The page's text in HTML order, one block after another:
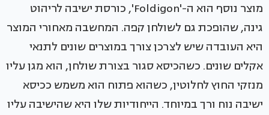
מוצר נוסף הוא ה-'Foldigon', כורסת ישיבה לריהוט
גינה, שהופכת גם לשולחן קפה. המחשבה מאחורי המוצר
היא העובדה שיש לצרכן צורך במוצרים שונים לתנאי
אקלים שונים. כשהכיסא סגור בצורת שולחן, הוא מגן עליו
מנזקי החוץ לחלוטין, כשהוא פתוח הוא משמש ככיסא
ישיבה נוח ורך במיוחד. הייחודיות שלו היא שהישיבה עליו